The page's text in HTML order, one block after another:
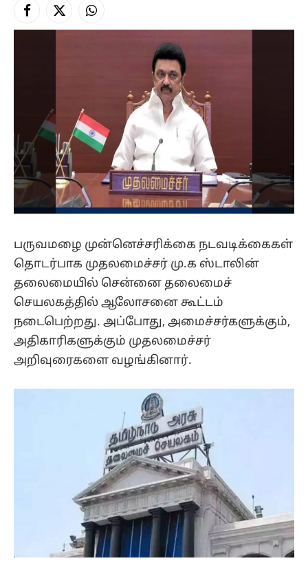
Facebook
X
(Twitter)
Instagram
பருவமழை முன்னெச்சரிக்கை நடவடிக்கைகள்
தொடர்பாக முதலமைச்சர் மு.க ஸ்டாலின்
தலைமையில் சென்னை தலைமைச்
செயலகத்தில் ஆலோசனை கூட்டம்
நடைபெற்றது. அப்போது, அமைச்சர்களுக்கும்,
அதிகாரிகளுக்கும் முதலமைச்சர்
அறிவுரைகளை வழங்கினார்.